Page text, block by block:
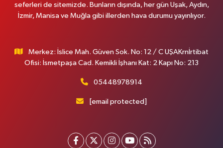
seferleri de sitemizde. Bunların dışında, her gün Uşak, Aydın,
İzmir, Manisa ve Muğla gibi illerden hava durumu yayınlıyor.
Merkez: İslice Mah. Güven Sok. No: 12 / C UŞAKrnİrtibat
Ofisi: İsmetpaşa Cad. Kemikli İşhanı Kat: 2 Kapı No: 213
05448978914
[email protected]